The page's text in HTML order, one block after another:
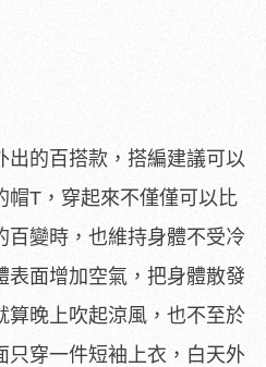
出的百搭款，搭編建議可以
帽T，穿起來不僅僅可以比
百變時，也維持身體不受冷
表面增加空氣，把身體散發
算晚上吹起涼風，也不至於
只穿一件短袖上衣，白天外